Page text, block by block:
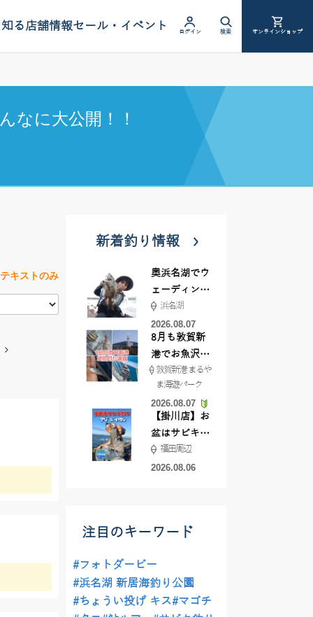
る店舗情報セール・イベント ログイン 検索 オンラインショップ
なに大公開！！
テキストのみ
新着釣り情報
奥浜名湖でウ
ェーディング
前打ち！
浜名湖
2026.08.07
8月も敦賀新
港でお魚沢山
♪ イシグロ彦
根店
敦賀新港 まるや
ま海遊パーク
2026.08.07
【掛川店】お
盆はサビキ釣
りいきません
か?
福田周辺
2026.08.06
注目のキーワード
#フォトダービー
#浜名湖 新居海釣り公園
#ちょうい投げ キス#マゴチ